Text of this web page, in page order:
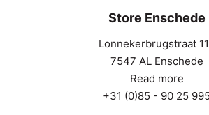
Store Enschede
Lonnekerbrugstraat
7547 AL Enschede
Read more
+31 (0)85 - 90 25